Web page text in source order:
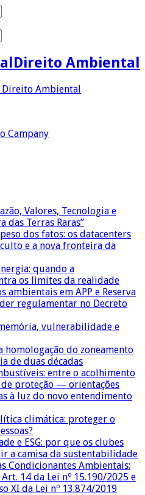
Direito Ambiental
Campany
Valores, Tecnologia e
das Terras Raras”
dos fatos: os datacenters
e a nova fronteira da
quando a
os limites da realidade
ambientais em APP e Reserva
regulamentar no Decreto
vulnerabilidade e
homologação do zoneamento
de duas décadas
entre o acolhimento
proteção — orientações
à luz do novo entendimento
climática: proteger o
e ESG: por que os clubes
a camisa da sustentabilidade
Condicionantes Ambientais:
14 da Lei nº 15.190/2025 e
XI da Lei nº 13.874/2019